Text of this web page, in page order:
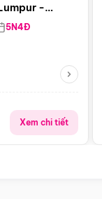
-
-
5N4Đ
Xem chi tiết